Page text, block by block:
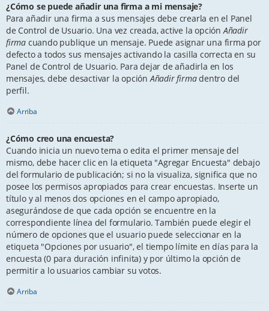
¿Cómo se puede añadir una firma a mi mensaje?
Para añadir una firma a sus mensajes debe crearla en el Panel
de Control de Usuario. Una vez creada, active la opciónAñadir
firma cuando publique un mensaje. Puede asignar una firma por
defecto a todos sus mensajes activando la casilla correcta en su
Panel de Control de Usuario. Para dejar de añadirla en los
mensajes, debe desactivar la opciónAñadir firmadentro del
perfil.
Arriba
¿Cómo creo una encuesta?
Cuando inicia un nuevo tema o edita el primer mensaje del
mismo, debe hacer clic en la etiqueta "Agregar Encuesta" debajo
del formulario de publicación; si no la visualiza, significa que no
posee los permisos apropiados para crear encuestas. Inserte un
título y al menos dos opciones en el campo apropiado,
asegurándose de que cada opción se encuentre en la
correspondiente línea del formulario. También puede elegir el
número de opciones que el usuario puede seleccionar en la
etiqueta "Opciones por usuario", el tiempo límite en días para la
encuesta (0 para duración infinita) y por último la opción de
permitir a lo usuarios cambiar su votos.
Arriba